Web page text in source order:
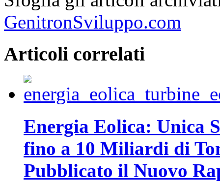
GenitronSviluppo.com
Articoli correlati
Energia Eolica: Unica
fino a 10 Miliardi di
Pubblicato il Nuovo